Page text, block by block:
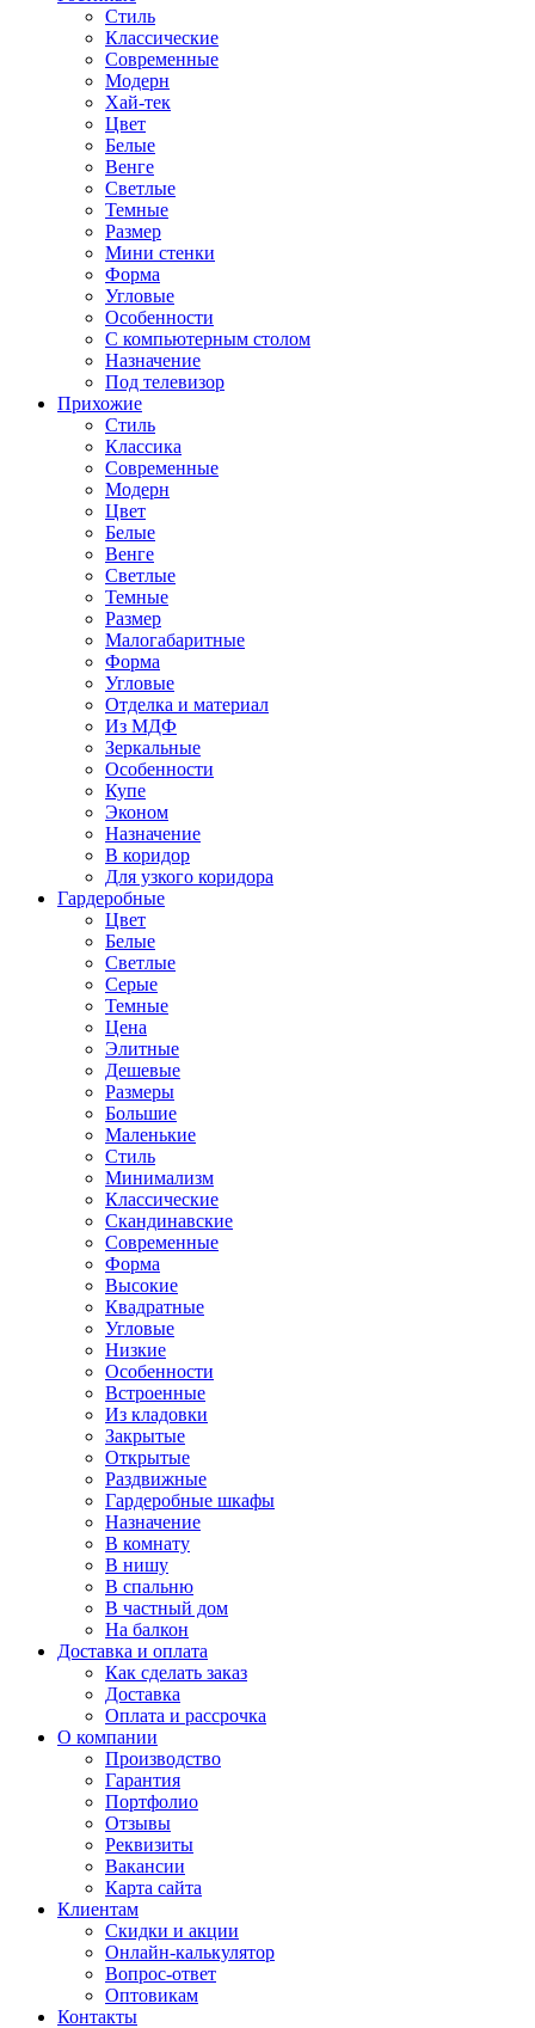
Стиль
Классические
Современные
Модерн
Хай-тек
Цвет
Белые
Венге
Светлые
Темные
Размер
Мини стенки
Форма
Угловые
Особенности
С компьютерным столом
Назначение
Под телевизор
Прихожие
Стиль
Классика
Современные
Модерн
Цвет
Белые
Венге
Светлые
Темные
Размер
Малогабаритные
Форма
Угловые
Отделка и материал
Из МДФ
Зеркальные
Особенности
Купе
Эконом
Назначение
В коридор
Для узкого коридора
Гардеробные
Цвет
Белые
Светлые
Серые
Темные
Цена
Элитные
Дешевые
Размеры
Большие
Маленькие
Стиль
Минимализм
Классические
Скандинавские
Современные
Форма
Высокие
Квадратные
Угловые
Низкие
Особенности
Встроенные
Из кладовки
Закрытые
Открытые
Раздвижные
Гардеробные шкафы
Назначение
В комнату
В нишу
В спальню
В частный дом
На балкон
Доставка и оплата
Как сделать заказ
Доставка
Оплата и рассрочка
О компании
Производство
Гарантия
Портфолио
Отзывы
Реквизиты
Вакансии
Карта сайта
Клиентам
Скидки и акции
Онлайн-калькулятор
Вопрос-ответ
Оптовикам
Контакты